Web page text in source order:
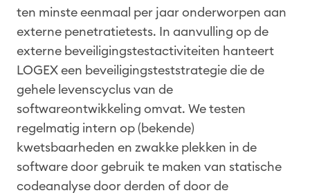
ten minste eenmaal per jaar onderworpen aan
externe penetratietests. In aanvulling op de
externe beveiligingstestactiviteiten hanteert
LOGEX een beveiligingsteststrategie die de
gehele levenscyclus van de
softwareontwikkeling omvat. We testen
regelmatig intern op (bekende)
kwetsbaarheden en zwakke plekken in de
software door gebruik te maken van statische
codeanalyse door derden of door de